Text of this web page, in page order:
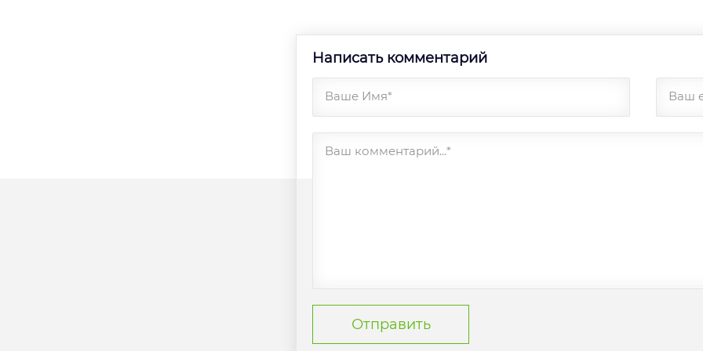
Написать комментарий
Ваше Имя* Ваш
Ваш комментарий...*